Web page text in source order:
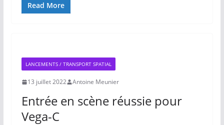
Read More
LANCEMENTS / TRANSPORT SPATIAL
13 juillet 2022 Antoine Meunier
Entrée en scène réussie pour
Vega-C